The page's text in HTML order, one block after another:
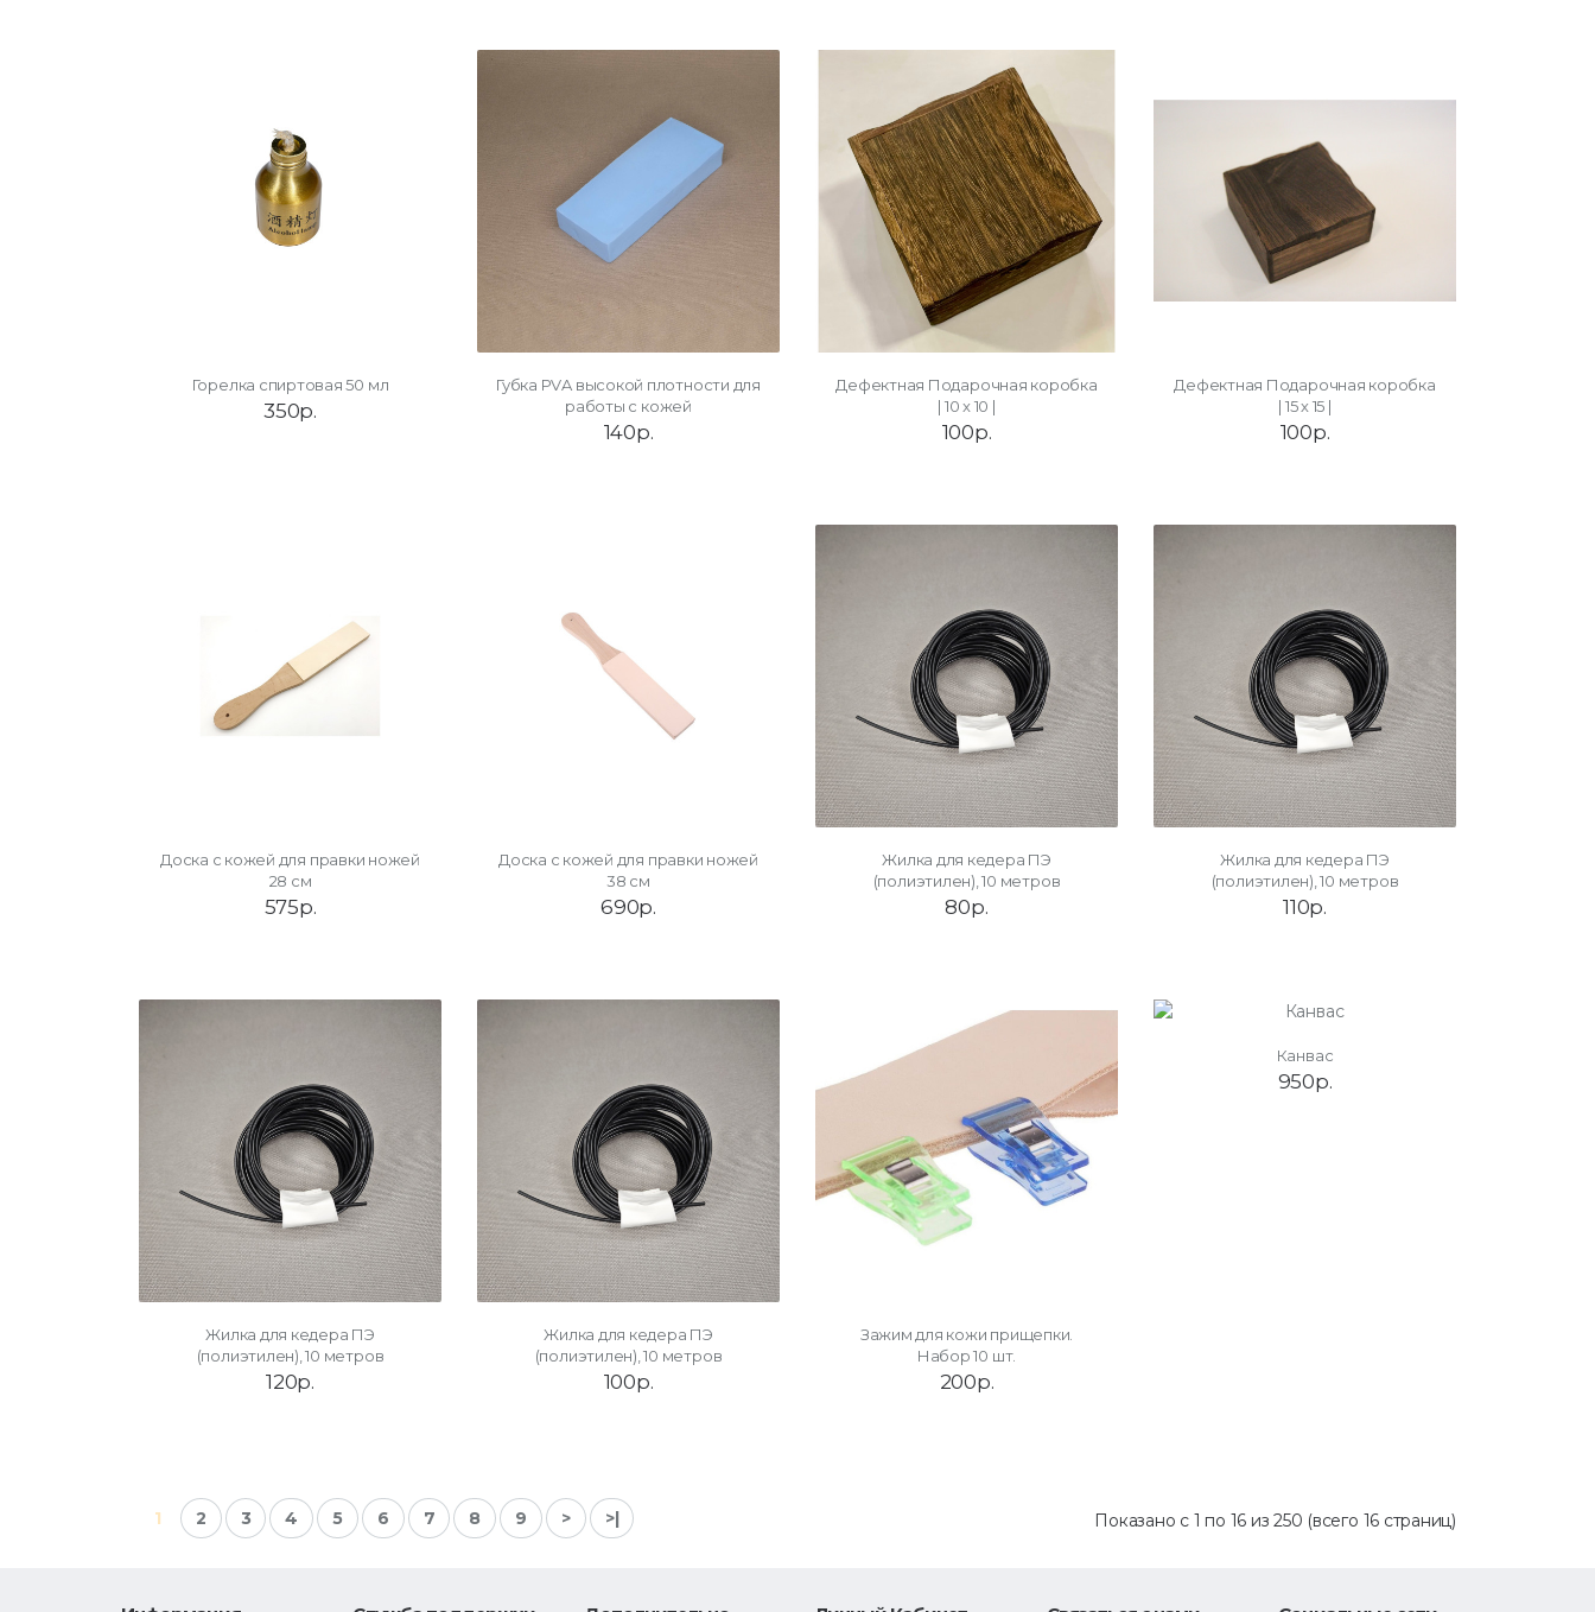
Горелка спиртовая 50 мл
350р.
Губка PVA высокой плотности для
работы с кожей
140р.
Дефектная Подарочная коробка
| 10 x 10 |
100р.
Дефектная Подарочная коробка
| 15 х 15 |
100р.
Доска с кожей для правки ножей
28 см
575р.
Доска с кожей для правки ножей
38 см
690р.
Жилка для кедера ПЭ
(полиэтилен), 10 метров
80р.
Жилка для кедера ПЭ
(полиэтилен), 10 метров
110р.
Жилка для кедера ПЭ
(полиэтилен), 10 метров
120р.
Жилка для кедера ПЭ
(полиэтилен), 10 метров
100р.
Зажим для кожи прищепки.
Набор 10 шт.
200р.
Канвас
950р.
1 2 3 4 5 6 7 8 9 > >| Показано с 1 по 16 из 250 (всего 16 страниц)